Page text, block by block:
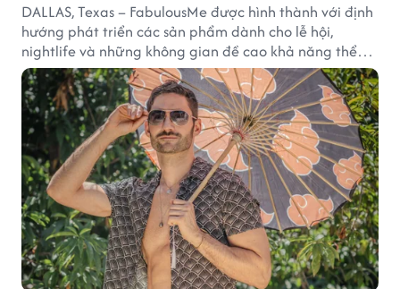
DALLAS, Texas – FabulousMe được hình thành với định
hướng phát triển các sản phẩm dành cho lễ hội,
nightlife và những không gian đề cao khả năng thể
hiện bản thân. Trong quá trình xây dựng thương hiệu,
quạt cầm tay trở thành dòng sản phẩm tạo được
thành công ban đầu, giúp FabulousMe từng bước mở
rộng mức độ hiện diện trên thị trường.